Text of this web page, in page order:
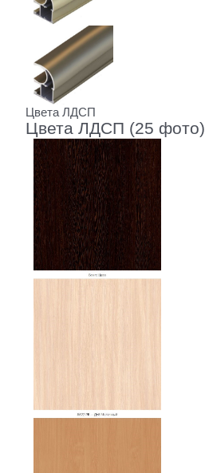
Цвета ЛДСП
Цвета ЛДСП (25 фото)